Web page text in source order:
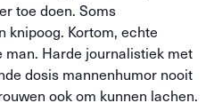
er toe doen. Soms
knipoog. Kortom, echte
Harde journalistiek met
dosis mannenhumor nooit
ook om kunnen lachen.